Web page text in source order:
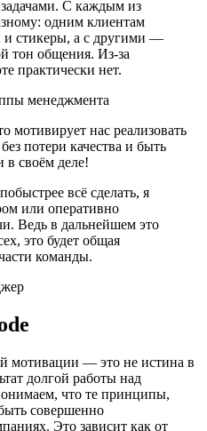
С каждым из
одним клиентам
стикеры, а с другими —
тон общения. Из-за
практически нет.
менеджмента
нас реализовать
потери качества и быть
в своём деле!
всё сделать, я
или оперативно
Ведь в дальнейшем это
это будет общая
команды.
мотивации — это не истина в
долгой работы над
что те принципы,
совершенно
Это зависит как от